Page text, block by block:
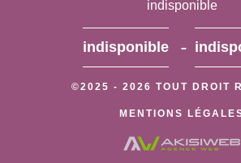
indisponible
indisponible -
©2025 - 2026 TOUT DROIT
MENTIONS